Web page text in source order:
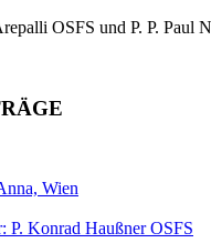
OSFS und P. P. Paul
Wien
P. Konrad Haußner OSFS